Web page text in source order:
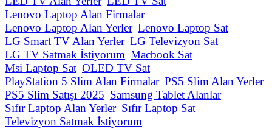
Lenovo Laptop Alan Firmalar
Lenovo Laptop Alan Yerler Lenovo Laptop Sat
LG Smart TV Alan Yerler LG Televizyon Sat
LG TV Satmak İstiyorum Macbook Sat
Msi Laptop Sat OLED TV Sat
PlayStation 5 Slim Alan Firmalar PS5 Slim Alan Yerler
PS5 Slim Satışı 2025 Samsung Tablet Alanlar
Sıfır Laptop Alan Yerler Sıfır Laptop Sat
Televizyon Satmak İstiyorum